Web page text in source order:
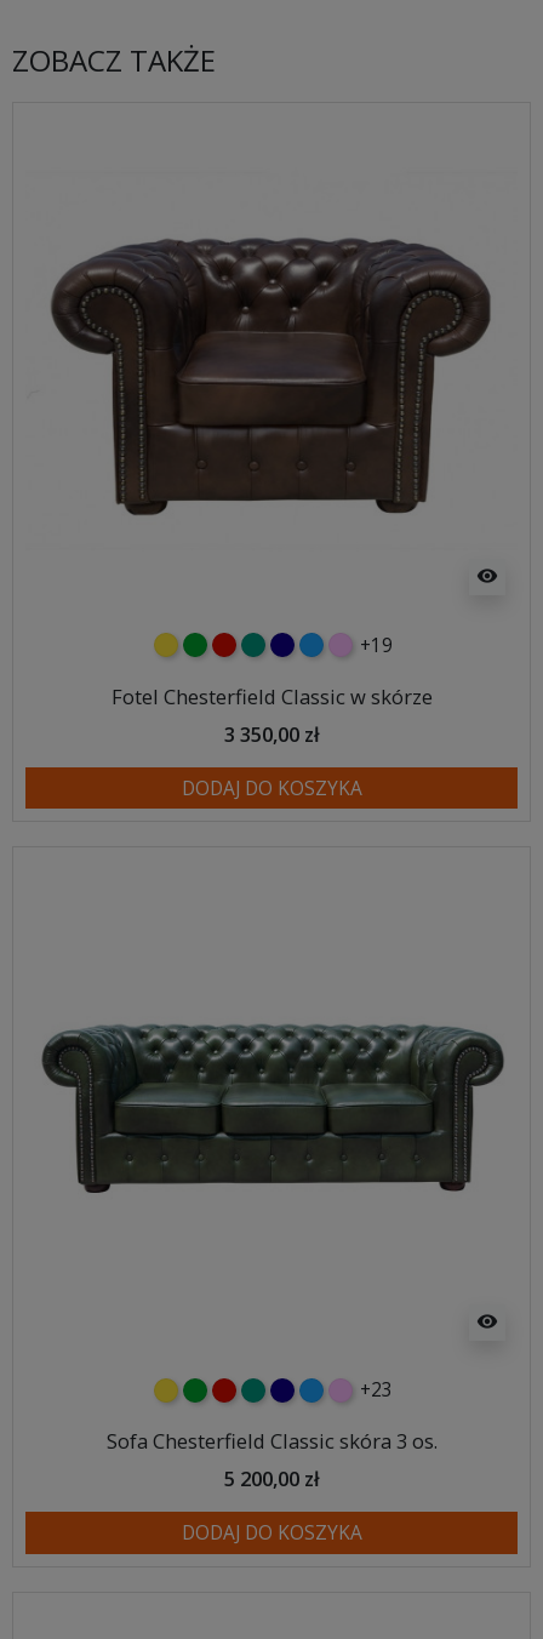
ZOBACZ TAKŻE
visibility
żółtyzielonyczerwony
turkusowy
granatowy
niebieski
różowy
+19
Fotel Chesterfield Classic w skórze
3 350,00 zł
DODAJ DO KOSZYKA
visibility
żółtyzielonyczerwony
turkusowy
granatowy
niebieski
różowy
+23
Sofa Chesterfield Classic skóra 3 os.
5 200,00 zł
DODAJ DO KOSZYKA